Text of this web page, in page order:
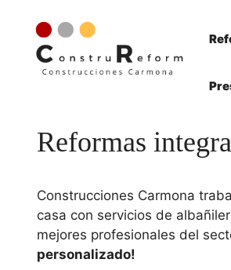
contenido
Reformas
Construcciones Carmona
casa con servicios de
mejores profesionales del
personalizado!